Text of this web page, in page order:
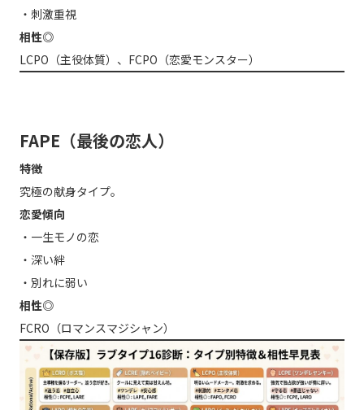
・刺激重視
相性◎
LCPO（主役体質）、FCPO（恋愛モンスター）
FAPE（最後の恋人）
特徴
究極の献身タイプ。
恋愛傾向
・一生モノの恋
・深い絆
・別れに弱い
相性◎
FCRO（ロマンスマジシャン）